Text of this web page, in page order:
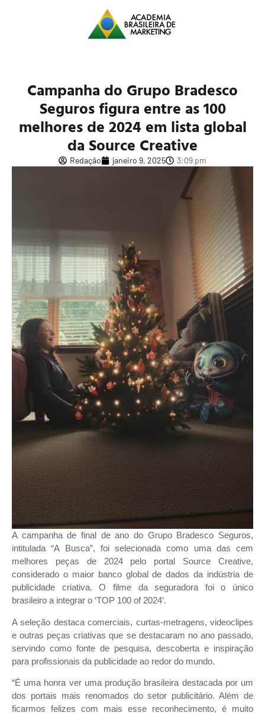
Campanha do Grupo Bradesco
Seguros figura entre as 100
melhores de 2024 em lista global
da Source Creative
Redação janeiro 9, 2025 3:09 pm
A campanha de final de ano do Grupo Bradesco Seguros,
intitulada “A Busca”, foi selecionada como uma das cem
melhores peças de 2024 pelo portal Source Creative,
considerado o maior banco global de dados da indústria de
publicidade criativa. O filme da seguradora foi o único
brasileiro a integrar o ‘TOP 100 of 2024’.
A seleção destaca comerciais, curtas-metragens, videoclipes
e outras peças criativas que se destacaram no ano passado,
servindo como fonte de pesquisa, descoberta e inspiração
para profissionais da publicidade ao redor do mundo.
“É uma honra ver uma produção brasileira destacada por um
dos portais mais renomados do setor publicitário. Além de
ficarmos felizes com mais esse reconhecimento, é muito